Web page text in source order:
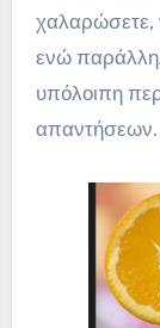
χαλαρώσετε,
ενώ
υπόλοιπη
απαντήσεων.